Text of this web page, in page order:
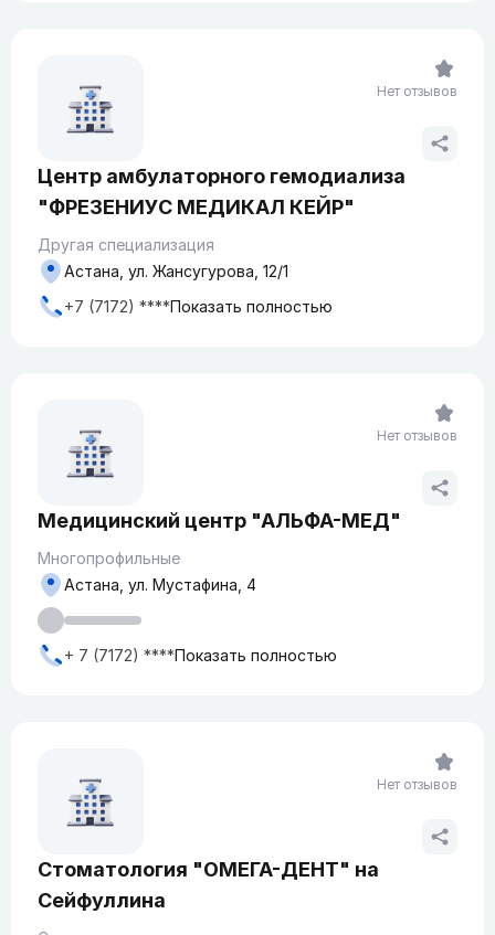
Центр амбулаторного гемодиализа
"ФРЕЗЕНИУС МЕДИКАЛ КЕЙР"
Другая специализация
Астана, ул. Жансугурова, 12/1
+7 (7172) ****Показать полностью
Нет отзывов
Медицинский центр "АЛЬФА-МЕД"
Многопрофильные
Астана, ул. Мустафина, 4
+ 7 (7172) ****Показать полностью
Нет отзывов
Стоматология "ОМЕГА-ДЕНТ" на
Сейфуллина
Нет отзывов